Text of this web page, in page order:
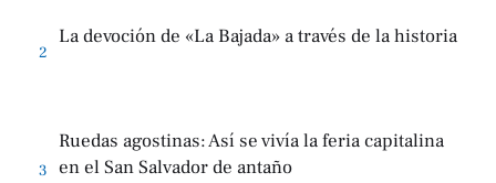
2
La devoción de «La Bajada» a través de la historia
3
Ruedas agostinas: Así se vivía la feria capitalina
en el San Salvador de antaño